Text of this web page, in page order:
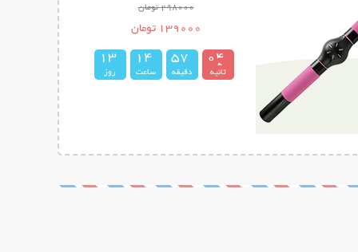
298000 تومان
139000 تومان
0 3
4
ثانیه
57
دقیقه
1 4
ساعت
1 3
روز